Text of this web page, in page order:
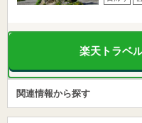
楽天トラベ
関連情報から探す